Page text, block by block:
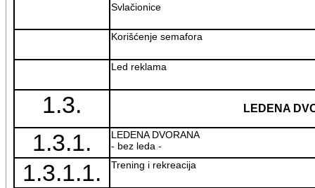
Svlačionice
Korišćenje semafora
Led reklama
1.3. LEDENA
1.3.1.
LEDENA DVORANA
- bez leda -
1.3.1.1. Trening i rekreacija